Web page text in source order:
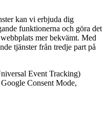
kan vi erbjuda dig
funktionerna och göra det
mer bekvämt. Med
tjänster från tredje part på
Event Tracking)
Consent Mode,